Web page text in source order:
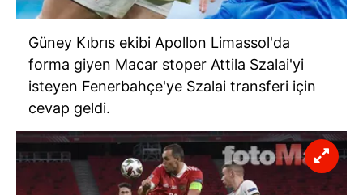
vasıtasıyla belirleyebilirsiniz. Çerezlere ilişkin detaylı bilgi
Metnimizi ziyaret edebilirsiniz.
6698 sayılı Kişisel Verilerin Korunması Kanunu uyarınca
hazırlanmış Aydınlatma Metnimizi okumak ve sitemizde
almak için lütfentıklayınız.
Güney Kıbrıs ekibi Apollon Limassol'da
forma giyen Macar stoper Attila Szalai'yi
isteyen Fenerbahçe'ye Szalai transferi için
cevap geldi.